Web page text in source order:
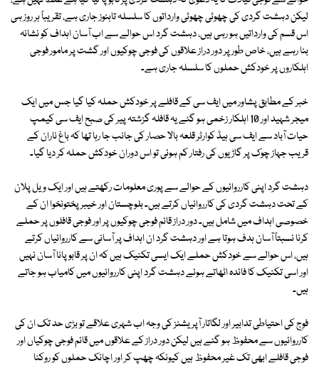
لیکن دہشت گردی کی چھوٹی چھوٹی وارداتوں کا سلسلہ تاہنوز جاری ہے، تقریباً ہر روز ہی
اس قسم کی وارداتیں ہو رہی ہیں، دہشت گرد اس حوالے سے اب آسان اہداف کو نشانہ
بنا رہے ہیں، خاص طور پر دور دراز علاقوں کی فوجی چوکیوں اور گشت پر مامور فوجی
اہلکاروں پر خودکش حملوں کا سلسلہ جاری ہے۔
خبر کے مطابق پشاور میں ایف سی کے قافلے پر خودکش حملہ کیا گیا جس میں ایک
میجر شہید اور 10 اہلکار زخمی ہو گئے یہ قافلہ گزشتہ پیر کی صبح ایف سی کیمپ
حیات آباد سے ایف سی ہیڈ کوارٹر قلعہ بالا حصار کی جانب جا رہا تھا کہ باغ ناران کے
قریب جہاز چوک پر گاڑیوں کی رفتار کم ہوئی تو اس دوران خودکش حملہ کر دیا گیا۔
دہشت گرد اپنی کارروائیوں کے حوالے سے پوری معلومات رکھتے ہیں اور ایک ویل پلان
کے تحت دہشت گردی کی کارروائیاں کرتے ہیں۔ بلوچستان اور خیبر پختونخوا ان کے
خصوصی اہداف میں شامل ہیں۔ دور دراز قائم فوجی چوکیوں پر اور فوجی قافلوں پر حملے
کرنا نسبتاً آسان ہدف ہوتا ہے اور دہشت گرد ان اہداف پر آسانی سے کارروائیاں کرتے
ہیں، اس حوالے سے خودکش حملے ایک ایسی تکنیک ہیں کہ ان پر قابو پانا آسان نہیں
اور اسی تکنیک کا فائدہ اٹھاتے ہوئے دہشت گرد اپنی کارروائیوں میں کامیاب ہو جاتے
ہیں۔
فوج کی احتیاطی تدابیر اور لگاتار آپریشنز کی وجہ اب شہری علاقے تو بڑی حد تک ان کی
کارروائیوں سے محفوظ ہو گئے ہیں لیکن دور دراز کے علاقوں میں قائم فوجی چوکیاں اور
فوجی قافلے ابھی تک غیر محفوظ ہیں کیونکہ چھپ کر اور اچانک حملوں کو روکنا